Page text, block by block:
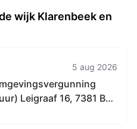
wijk Klarenbeek en
5 aug 2026
Leigraaf 16, 7381 BS